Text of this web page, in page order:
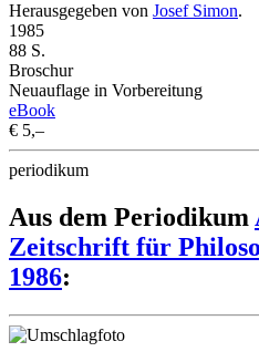
Herausgegeben von Josef Simon.
1985
88 S.
Broschur
Neuauflage in Vorbereitung
eBook
€ 5,–
periodikum
Aus dem Periodikum
Zeitschrift für
1986: